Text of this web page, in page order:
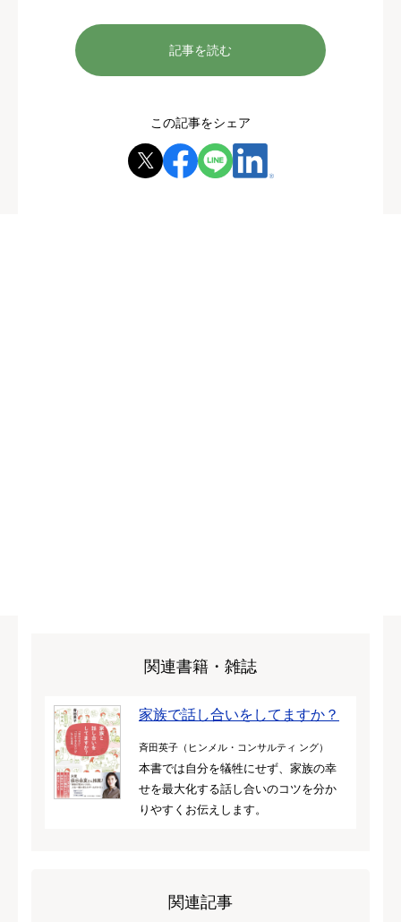
記事を読む
この記事をシェア
関連書籍・雑誌
家族で話し合いをしてますか？
斉田英子（ヒンメル・コンサルティ ング）
本書では自分を犠牲にせず、家族の幸
せを最大化する話し合いのコツを分か
りやすくお伝えします。
関連記事